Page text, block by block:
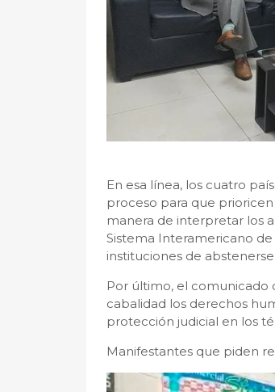
En esa línea, los cuatro
proceso para que
manera de interpretar los
Sistema Interamericano
instituciones de
Por último, el comunicado
cabalidad los derechos
protección judicial en los
Manifestantes que piden